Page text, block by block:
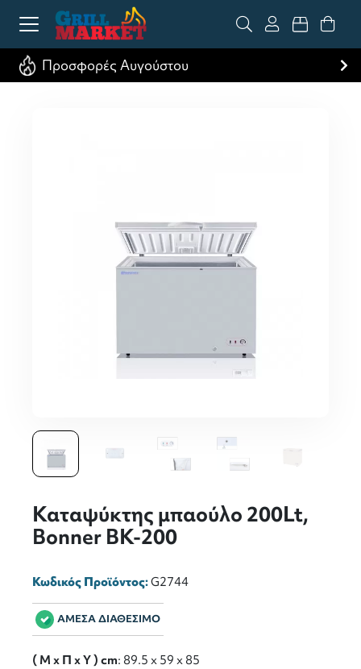
Προσφορές Αυγούστου
Καταψύκτης μπαούλο 200Lt,
Bonner BK-200
Κωδικός Προϊόντος:G2744
ΑΜΕΣΑ ΔΙΑΘΕΣΙΜΟ
( M x Π x Y ) cm: 89.5 x 59 x 85